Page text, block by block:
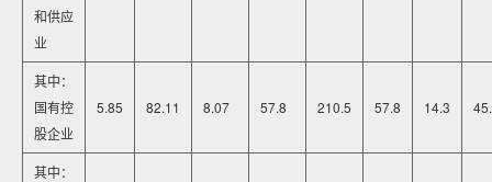
和供应
业
其中：
国有控
股企业
5.85 82.11 8.07 57.8 210.5 57.8 14.3
其中：